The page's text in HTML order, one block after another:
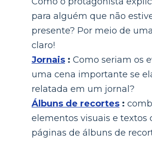
para alguém que não
presente? Por meio de
claro!
Jornais : Como seriam os
uma cena importante se
relatada em um jornal?
Álbuns de recortes :
elementos visuais e textos
páginas de álbuns de